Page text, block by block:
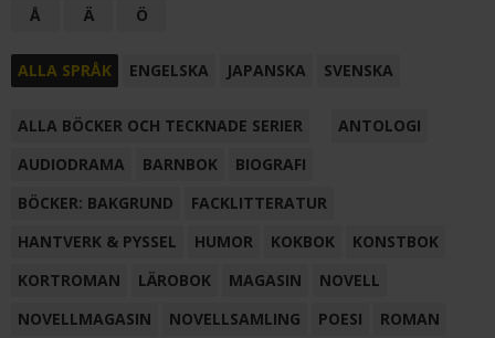
Å
Ä Ö
ALLA SPRÅK ENGELSKA JAPANSKA SVENSKA
ALLA BÖCKER OCH TECKNADE SERIER
ANTOLOGI
AUDIODRAMA
BARNBOK
BIOGRAFI
BÖCKER: BAKGRUND
FACKLITTERATUR
HANTVERK & PYSSEL
HUMOR KOKBOK
KONSTBOK
KORTROMAN
LÄROBOK MAGASIN
NOVELL
NOVELLMAGASIN
NOVELLSAMLING POESI
ROMAN